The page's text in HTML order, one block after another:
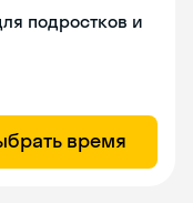
подростков и
время